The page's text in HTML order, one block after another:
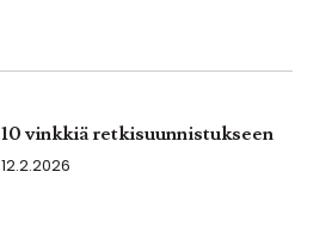
10 vinkkiä retkisuunnistukseen
12.2.2026